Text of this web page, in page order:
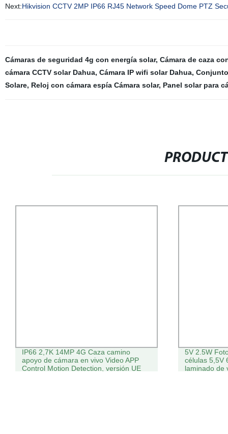
Next:Hikvision CCTV 2MP IP66 RJ45 Network Speed Dome PTZ
Cámaras de seguridad 4g con energía solar, Cámara de caza
cámara CCTV solar Dahua, Cámara IP wifi solar Dahua,
Solare, Reloj con cámara espía Cámara solar, Panel solar para
IP66 2,7K 14MP 4G Caza camino
apoyo de cámara en vivo Video APP
Control Motion Detection, versión UE
5V 2.5W
células 5,5V
laminado de